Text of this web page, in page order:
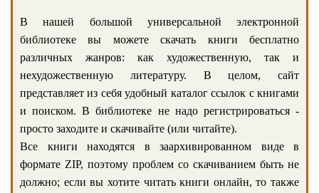
В нашей большой универсальной электронной
библиотеке вы можете скачать книги бесплатно
различных жанров: как художественную, так и
нехудожественную литературу. В целом, сайт
представляет из себя удобный каталог ссылок с книгами
и поиском. В библиотеке не надо регистрироваться -
просто заходите и скачивайте (или читайте).
Все книги находятся в заархивированном виде в
формате ZIP, поэтому проблем со скачиванием быть не
должно; если вы хотите читать книги онлайн, то также